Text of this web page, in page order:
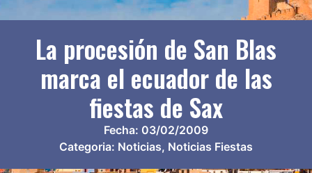
La procesión de San Blas
marca el ecuador de las
fiestas de Sax
Fecha: 03/02/2009
Categoria: Noticias, Noticias Fiestas